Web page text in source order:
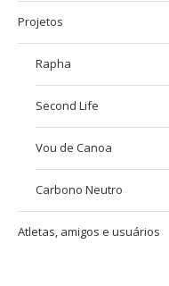
Projetos
Rapha
Second Life
Vou de Canoa
Carbono Neutro
Atletas, amigos e usuários